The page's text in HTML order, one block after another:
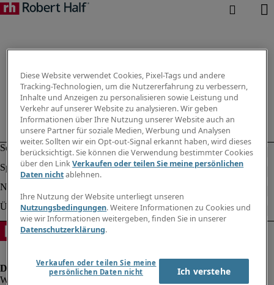
Diese Website verwendet Cookies, Pixel-Tags und andere
Tracking-Technologien, um die Nutzererfahrung zu verbessern,
Inhalte und Anzeigen zu personalisieren sowie Leistung und
Verkehr auf unserer Website zu analysieren. Wir geben
Informationen über Ihre Nutzung unserer Website auch an
unsere Partner für soziale Medien, Werbung und Analysen
weiter. Sollten wir ein Opt-out-Signal erkannt haben, wird dieses
berücksichtigt. Sie können die Verwendung bestimmter Cookies
über den LinkVerkaufen oder teilen Sie meine persönlichen
Daten nichtablehnen.
Ihre Nutzung der Website unterliegt unseren
Nutzungsbedingungen. Weitere Informationen zu Cookies und
wie wir Informationen weitergeben, finden Sie in unserer
Datenschutzerklärung.
Verkaufen oder teilen Sie meine
persönlichen Daten nicht
Ich verstehe